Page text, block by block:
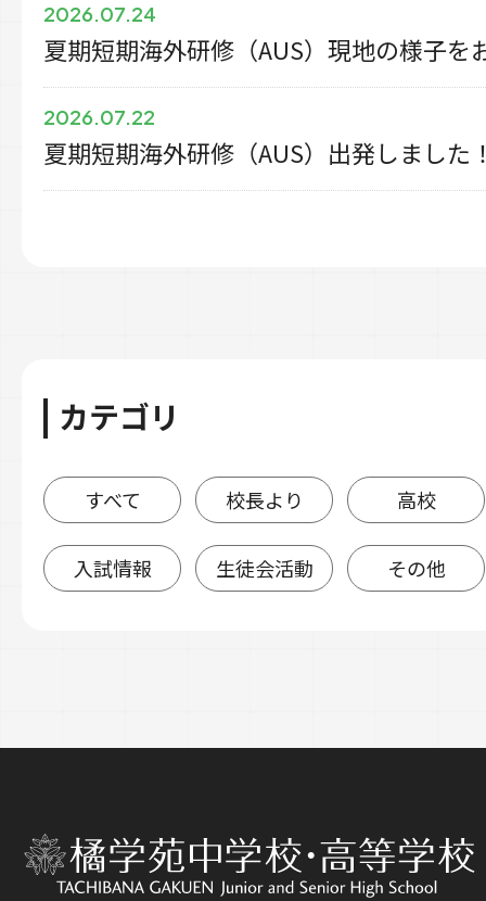
2026.07.24
夏期短期海外研修（AUS）現地の様子を
2026.07.22
夏期短期海外研修（AUS）出発しました
カテゴリ
すべて 校長より 高校
入試情報 生徒会活動 その他